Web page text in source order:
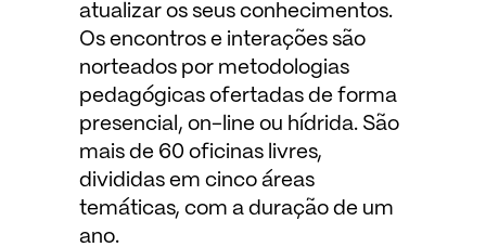
atualizar os seus conhecimentos.
Os encontros e interações são
norteados por metodologias
pedagógicas ofertadas de forma
presencial, on-line ou hídrida. São
mais de 60 oficinas livres,
divididas em cinco áreas
temáticas, com a duração de um
ano.